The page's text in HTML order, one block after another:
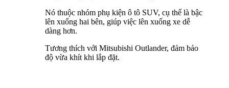
Nó thuộc nhóm phụ kiện ô tô SUV, cụ thể là bậc
lên xuống hai bên, giúp việc lên xuống xe dễ
dàng hơn.
Tương thích với Mitsubishi Outlander, đảm bảo
độ vừa khít khi lắp đặt.